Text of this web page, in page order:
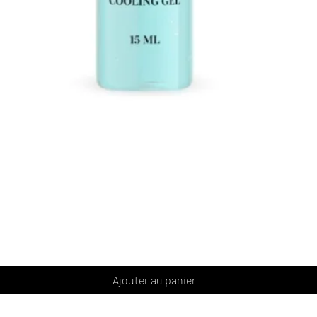
Ajouter au panier